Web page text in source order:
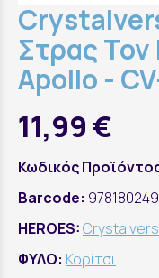
Στρας
Apollo -
11,99 €
Κωδικός
Barcode:
HEROES:
ΦΥΛΟ: Κορίτσι